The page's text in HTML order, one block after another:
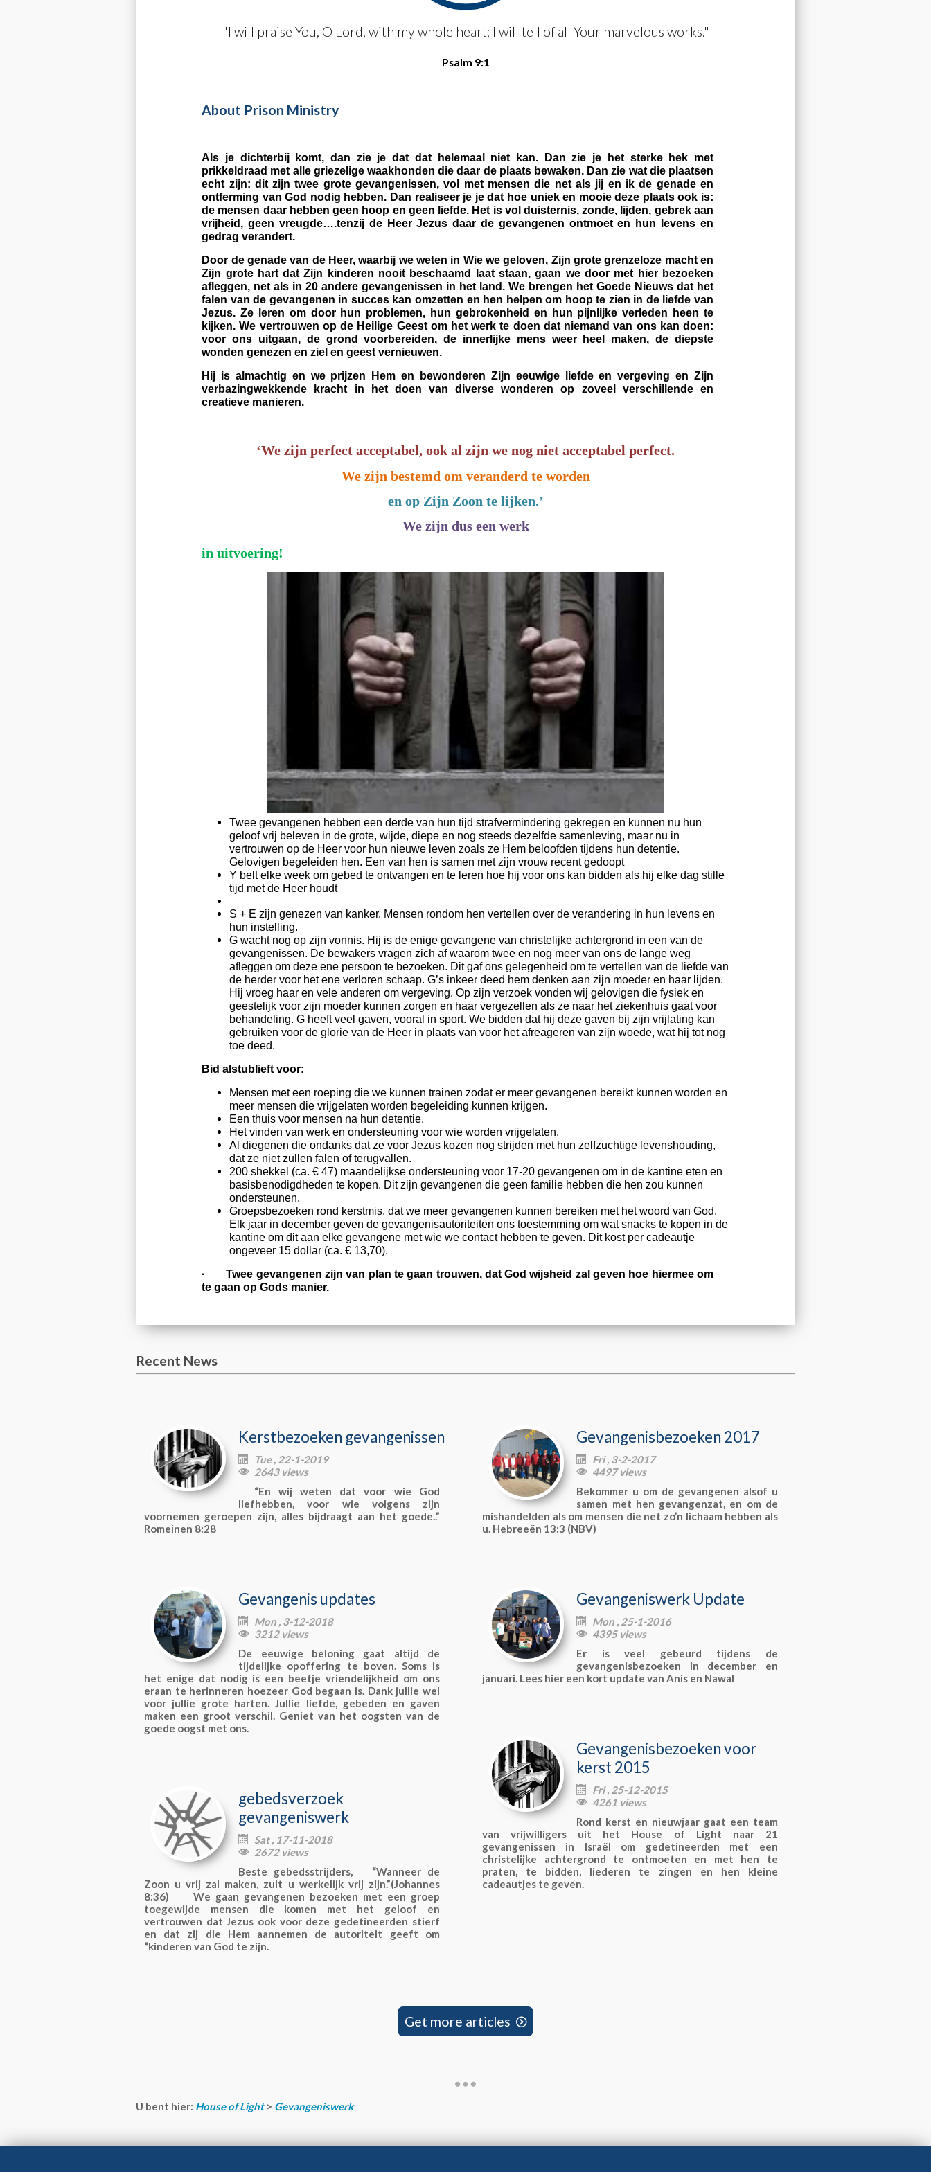
"I will praise You, O Lord, with my whole heart; I will tell of all Your marvelous works."
Psalm 9:1
About Prison Ministry
Als je dichterbij komt, dan zie je dat dat helemaal niet kan. Dan zie je het sterke hek met
prikkeldraad met alle griezelige waakhonden die daar de plaats bewaken. Dan zie wat die plaatsen
echt zijn: dit zijn twee grote gevangenissen, vol met mensen die net als jij en ik de genade en
ontferming van God nodig hebben. Dan realiseer je je dat hoe uniek en mooie deze plaats ook is:
de mensen daar hebben geen hoop en geen liefde. Het is vol duisternis, zonde, lijden, gebrek aan
vrijheid, geen vreugde….tenzij de Heer Jezus daar de gevangenen ontmoet en hun levens en
gedrag verandert.
Door de genade van de Heer, waarbij we weten in Wie we geloven, Zijn grote grenzeloze macht en
Zijn grote hart dat Zijn kinderen nooit beschaamd laat staan, gaan we door met hier bezoeken
afleggen, net als in 20 andere gevangenissen in het land. We brengen het Goede Nieuws dat het
falen van de gevangenen in succes kan omzetten en hen helpen om hoop te zien in de liefde van
Jezus. Ze leren om door hun problemen, hun gebrokenheid en hun pijnlijke verleden heen te
kijken. We vertrouwen op de Heilige Geest om het werk te doen dat niemand van ons kan doen:
voor ons uitgaan, de grond voorbereiden, de innerlijke mens weer heel maken, de diepste
wonden genezen en ziel en geest vernieuwen.
Hij is almachtig en we prijzen Hem en bewonderen Zijn eeuwige liefde en vergeving en Zijn
verbazingwekkende kracht in het doen van diverse wonderen op zoveel verschillende en
creatieve manieren.
‘We zijn perfect acceptabel, ook al zijn we nog niet acceptabel perfect.
We zijn bestemd om veranderd te worden
en op Zijn Zoon te lijken.’
We zijn dus een werk
in uitvoering!
Twee gevangenen hebben een derde van hun tijd strafvermindering gekregen en kunnen nu hun
geloof vrij beleven in de grote, wijde, diepe en nog steeds dezelfde samenleving, maar nu in
vertrouwen op de Heer voor hun nieuwe leven zoals ze Hem beloofden tijdens hun detentie.
Gelovigen begeleiden hen. Een van hen is samen met zijn vrouw recent gedoopt
Y belt elke week om gebed te ontvangen en te leren hoe hij voor ons kan bidden als hij elke dag stille
tijd met de Heer houdt
S + E zijn genezen van kanker. Mensen rondom hen vertellen over de verandering in hun levens en
hun instelling.
G wacht nog op zijn vonnis. Hij is de enige gevangene van christelijke achtergrond in een van de
gevangenissen. De bewakers vragen zich af waarom twee en nog meer van ons de lange weg
afleggen om deze ene persoon te bezoeken. Dit gaf ons gelegenheid om te vertellen van de liefde van
de herder voor het ene verloren schaap. G’s inkeer deed hem denken aan zijn moeder en haar lijden.
Hij vroeg haar en vele anderen om vergeving. Op zijn verzoek vonden wij gelovigen die fysiek en
geestelijk voor zijn moeder kunnen zorgen en haar vergezellen als ze naar het ziekenhuis gaat voor
behandeling. G heeft veel gaven, vooral in sport. We bidden dat hij deze gaven bij zijn vrijlating kan
gebruiken voor de glorie van de Heer in plaats van voor het afreageren van zijn woede, wat hij tot nog
toe deed.
Bid alstublieft voor:
Mensen met een roeping die we kunnen trainen zodat er meer gevangenen bereikt kunnen worden en
meer mensen die vrijgelaten worden begeleiding kunnen krijgen.
Een thuis voor mensen na hun detentie.
Het vinden van werk en ondersteuning voor wie worden vrijgelaten.
Al diegenen die ondanks dat ze voor Jezus kozen nog strijden met hun zelfzuchtige levenshouding,
dat ze niet zullen falen of terugvallen.
200 shekkel (ca. € 47) maandelijkse ondersteuning voor 17-20 gevangenen om in de kantine eten en
basisbenodigdheden te kopen. Dit zijn gevangenen die geen familie hebben die hen zou kunnen
ondersteunen.
Groepsbezoeken rond kerstmis, dat we meer gevangenen kunnen bereiken met het woord van God.
Elk jaar in december geven de gevangenisautoriteiten ons toestemming om wat snacks te kopen in de
kantine om dit aan elke gevangene met wie we contact hebben te geven. Dit kost per cadeautje
ongeveer 15 dollar (ca. € 13,70).
· Twee gevangenen zijn van plan te gaan trouwen, dat God wijsheid zal geven hoe hiermee om
te gaan op Gods manier.
Recent News
Kerstbezoeken gevangenissen
 Tue , 22-1-2019
 2643 views
“En wij weten dat voor wie God
liefhebben, voor wie volgens zijn
voornemen geroepen zijn, alles bijdraagt aan het goede..”
Romeinen 8:28
Gevangenis updates
 Mon , 3-12-2018
 3212 views
De eeuwige beloning gaat altijd de
tijdelijke opoffering te boven. Soms is
het enige dat nodig is een beetje vriendelijkheid om ons
eraan te herinneren hoezeer God begaan is. Dank jullie wel
voor jullie grote harten. Jullie liefde, gebeden en gaven
maken een groot verschil. Geniet van het oogsten van de
goede oogst met ons.
gebedsverzoek
gevangeniswerk
 Sat , 17-11-2018
 2672 views
Beste gebedsstrijders, “Wanneer de
Zoon u vrij zal maken, zult u werkelijk vrij zijn.”(Johannes
8:36) We gaan gevangenen bezoeken met een groep
toegewijde mensen die komen met het geloof en
vertrouwen dat Jezus ook voor deze gedetineerden stierf
en dat zij die Hem aannemen de autoriteit geeft om
“kinderen van God te zijn.
Gevangenisbezoeken 2017
 Fri , 3-2-2017
 4497 views
Bekommer u om de gevangenen alsof u
samen met hen gevangenzat, en om de
mishandelden als om mensen die net zo’n lichaam hebben als
u. Hebreeën 13:3 (NBV)
Gevangeniswerk Update
 Mon , 25-1-2016
 4395 views
Er is veel gebeurd tijdens de
gevangenisbezoeken in december en
januari. Lees hier een kort update van Anis en Nawal
Gevangenisbezoeken voor
kerst 2015
 Fri , 25-12-2015
 4261 views
Rond kerst en nieuwjaar gaat een team
van vrijwilligers uit het House of Light naar 21
gevangenissen in Israël om gedetineerden met een
christelijke achtergrond te ontmoeten en met hen te
praten, te bidden, liederen te zingen en hen kleine
cadeautjes te geven.
Get more articles 
U bent hier: House of Light > Gevangeniswerk